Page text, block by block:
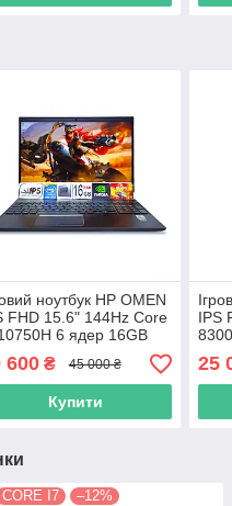
ноутбук HP OMEN
FHD 15.6" 144Hz Core
6 ядер 16GB
SSD512GB Nvidia
1660TI 6GB
600₴ 45 000 ₴
Купити
IPS
25
CORE I7 –12%